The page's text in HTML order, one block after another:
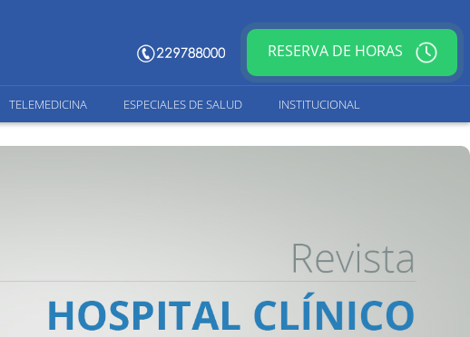
RESERVA DE HORAS
TELEMEDICINA ESPECIALES DE SALUD INSTITUCIONAL